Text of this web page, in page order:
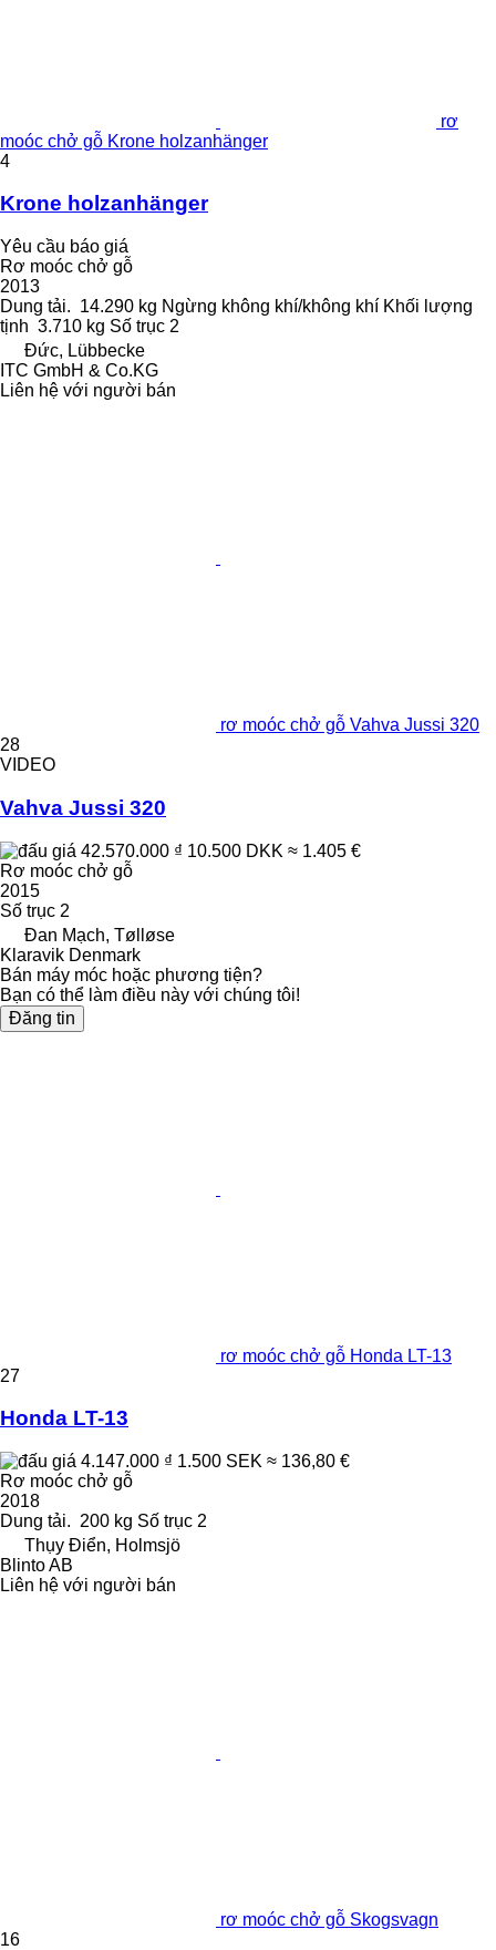
rơ
moóc chở gỗ Krone holzanhänger
4
Krone holzanhänger
Yêu cầu báo giá
Rơ moóc chở gỗ
2013
Dung tải. 14.290 kg Ngừng không khí/không khí Khối lượng
tịnh 3.710 kg Số trục 2
Đức, Lübbecke
ITC GmbH & Co.KG
Liên hệ với người bán
rơ moóc chở gỗ Vahva Jussi 320
28
VIDEO
Vahva Jussi 320
42.570.000 ₫ 10.500 DKK ≈ 1.405 €
Rơ moóc chở gỗ
2015
Số trục 2
Đan Mạch, Tølløse
Klaravik Denmark
Bán máy móc hoặc phương tiện?
Bạn có thể làm điều này với chúng tôi!
Đăng tin
rơ moóc chở gỗ Honda LT-13
27
Honda LT-13
4.147.000 ₫ 1.500 SEK ≈ 136,80 €
Rơ moóc chở gỗ
2018
Dung tải. 200 kg Số trục 2
Thụy Điển, Holmsjö
Blinto AB
Liên hệ với người bán
rơ moóc chở gỗ Skogsvagn
16